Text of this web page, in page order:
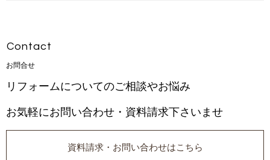
Con t a c t
お 問 合 せ
リフォームについてのご相談やお悩み
お気軽にお問い合わせ・資料請求下さいませ
資料請求・お問い合わせはこちら